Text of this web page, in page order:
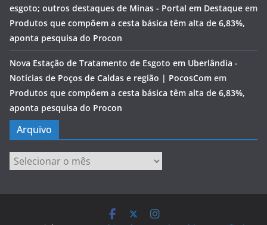
esgoto; outros destaques de Minas - Portal em Destaque em
Produtos que compõem a cesta básica têm alta de 6,83%,
aponta pesquisa do Procon
Nova Estação de Tratamento de Esgoto em Uberlândia -
Notícias de Poços de Caldas e região | PocosCom em
Produtos que compõem a cesta básica têm alta de 6,83%,
aponta pesquisa do Procon
Arquivo
Arquivo